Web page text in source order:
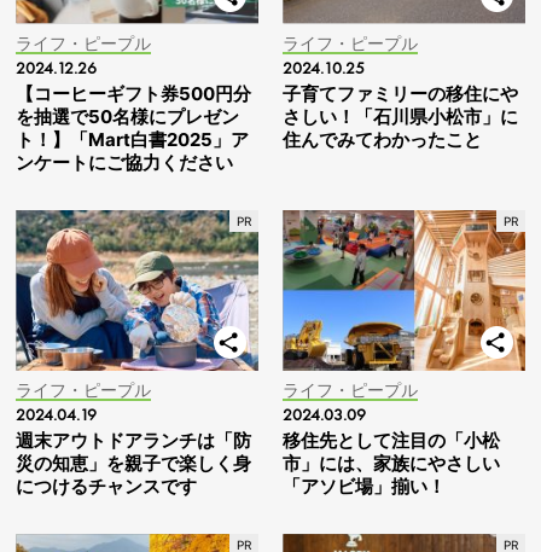
ライフ・ピープル
2024.12.26
【コーヒーギフト券500円分
を抽選で50名様にプレゼン
ト！】「Mart白書2025」ア
ンケートにご協力ください
ライフ・ピープル
2024.10.25
子育てファミリーの移住にや
さしい！「石川県小松市」に
住んでみてわかったこと
ライフ・ピープル
2024.04.19
週末アウトドアランチは「防
災の知恵」を親子で楽しく身
につけるチャンスです
ライフ・ピープル
2024.03.09
移住先として注目の「小松
市」には、家族にやさしい
「アソビ場」揃い！